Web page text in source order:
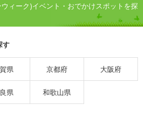
ィーク)イベント・おでかけスポットを探
す
県 京都府 大阪府
県 和歌山県